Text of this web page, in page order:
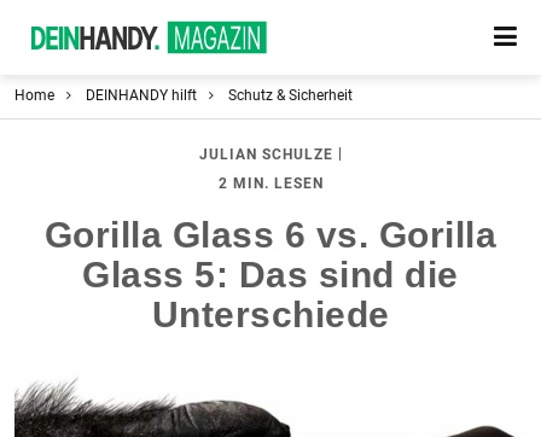
Home DEINHANDY hilft Schutz & Sicherheit
JULIAN SCHULZE
2 MIN. LESEN
Gorilla Glass 6 vs. Gorilla
Glass 5: Das sind die
Unterschiede